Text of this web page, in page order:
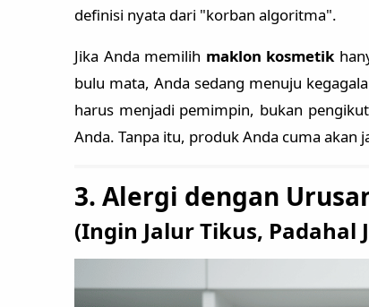
definisi nyata dari "korban algoritma".
Jika Anda memilih maklon kosmetik
bulu mata, Anda sedang menuju
harus menjadi pemimpin, bukan
Anda. Tanpa itu, produk Anda cuma
3. Alergi dengan
(Ingin Jalur Tikus, Padahal